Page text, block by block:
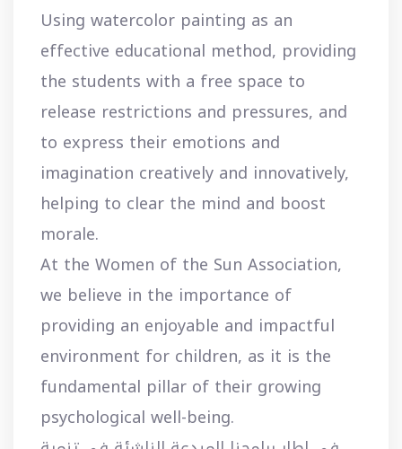
Using watercolor painting as an
effective educational method, providing
the students with a free space to
release restrictions and pressures, and
to express their emotions and
imagination creatively and innovatively,
helping to clear the mind and boost
morale.
At the Women of the Sun Association,
we believe in the importance of
providing an enjoyable and impactful
environment for children, as it is the
fundamental pillar of their growing
psychological well-being.